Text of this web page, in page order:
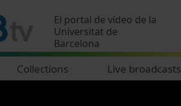
El portal de vídeo de la
Universitat de
Barcelona
Collections Live broadcasts